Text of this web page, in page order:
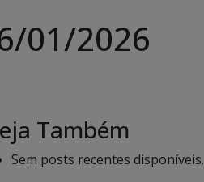
01/2026
Também
Sem posts recentes disponíveis.